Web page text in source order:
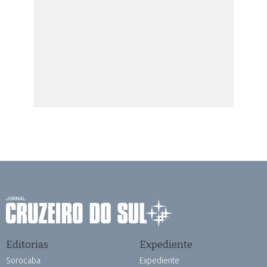
Editorias
Sorocaba
Expediente
Expediente